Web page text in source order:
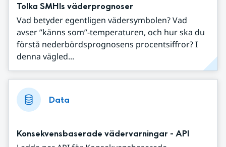
Tolka SMHIs väderprognoser
Vad betyder egentligen vädersymbolen? Vad
avser ”känns som”-temperaturen, och hur ska du
förstå nederbördsprognosens procentsiffror? I
denna vägled...
Data
Konsekvensbaserade vädervarningar - API